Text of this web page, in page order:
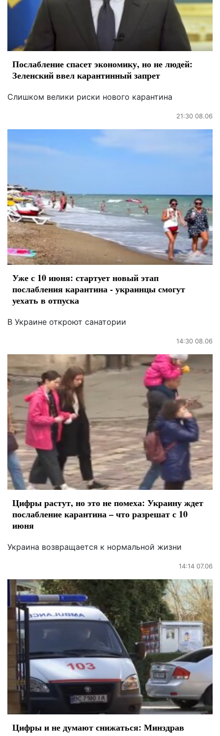
Послабление спасет экономику, но не людей:
Зеленский ввел карантинный запрет
Слишком велики риски нового карантина
21:30 08.06
Уже с 10 июня: стартует новый этап
послабления карантина - украинцы смогут
уехать в отпуска
В Украине откроют санатории
14:30 08.06
Цифры растут, но это не помеха: Украину ждет
послабление карантина – что разрешат с 10
июня
Украина возвращается к нормальной жизни
14:14 07.06
Цифры и не думают снижаться: Минздрав